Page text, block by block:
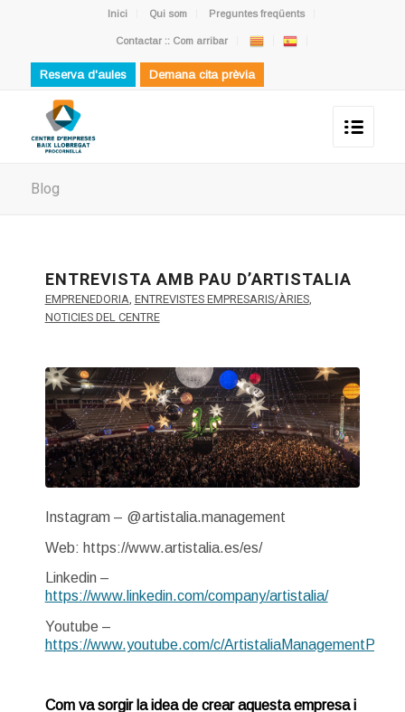
Inici Qui som Preguntes freqüents
Contactar :: Com arribar
Reserva d'aules Demana cita prèvia
Blog
ENTREVISTA AMB PAU D’ARTISTALIA
EMPRENEDORIA, ENTREVISTES EMPRESARIS/ÀRIES,
NOTICIES DEL CENTRE
Instagram – @artistalia.management
Web: https://www.artistalia.es/es/
Linkedin –
https://www.linkedin.com/company/artistalia/
Youtube –
https://www.youtube.com/c/
Com va sorgir la idea de crear aquesta empresa i